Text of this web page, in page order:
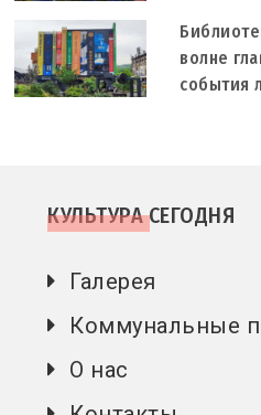
волне
события
КУЛЬТУРА СЕГОДНЯ
Галерея
Коммунальные
О нас